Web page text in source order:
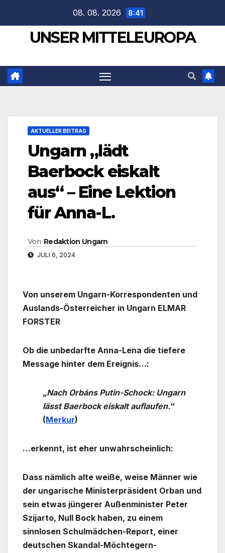
springen
08. 08. 2026 8:41
UNSER MITTELEUROPA
AKTUELLER BEITRAG
Ungarn „lädt
Baerbock eiskalt
aus“ – Eine Lektion
für Anna-L.
Von Redaktion Ungarn
JULI 6, 2024
Von unserem Ungarn-Korrespondenten und
Auslands-Österreicher in Ungarn ELMAR
FORSTER
Ob die unbedarfte Anna-Lena die tiefere
Message hinter dem Ereignis…:
„Nach Orbáns Putin-Schock: Ungarn
lässt Baerbock eiskalt auflaufen.“
(Merkur)
…erkennt, ist eher unwahrscheinlich:
Dass nämlich alte weiße, weise Männer wie
der ungarische Ministerpräsident Orban und
sein etwas jüngerer Außenminister Peter
Szijarto, Null Bock haben, zu einem
sinnlosen Schulmädchen-Report, einer
deutschen Skandal-Möchtegern-